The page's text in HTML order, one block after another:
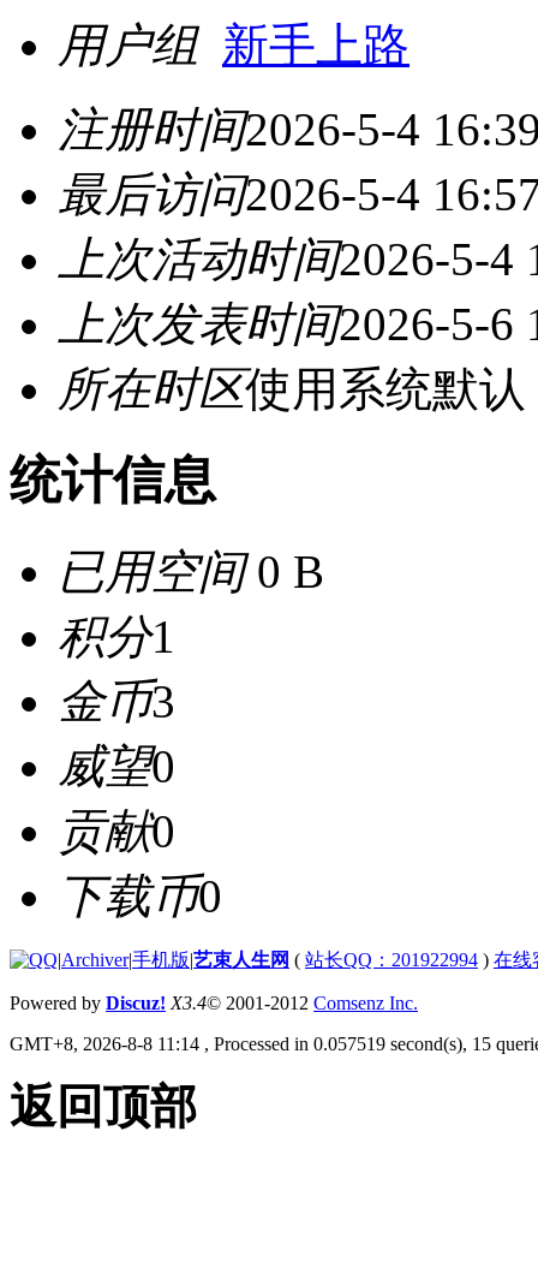
用户组 新手上路
注册时间2026-5-4
最后访问2026-5-4
上次活动时间2026-5-4
上次发表时间2026-5-6
所在时区使用系统默认
统计信息
已用空间0 B
积分1
金币3
威望0
贡献0
下载币0
|Archiver|手机版|艺束人生网 ( 站长QQ：201922994 ) 在线
Powered by Discuz! X3.4© 2001-2012 Comsenz Inc.
GMT+8, 2026-8-8 11:14 , Processed in 0.057519 second(s), 15
返回顶部